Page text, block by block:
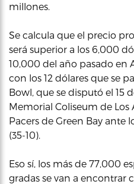
millones.
Se calcula que el precio
será superior a los 6,000
10,000 del año pasado en
con los 12 dólares que se
Bowl, que se disputó el 15
Memorial Coliseum de
Pacers de Green Bay ante
(35-10).
Eso sí, los más de 77,000
gradas se van a encontrar